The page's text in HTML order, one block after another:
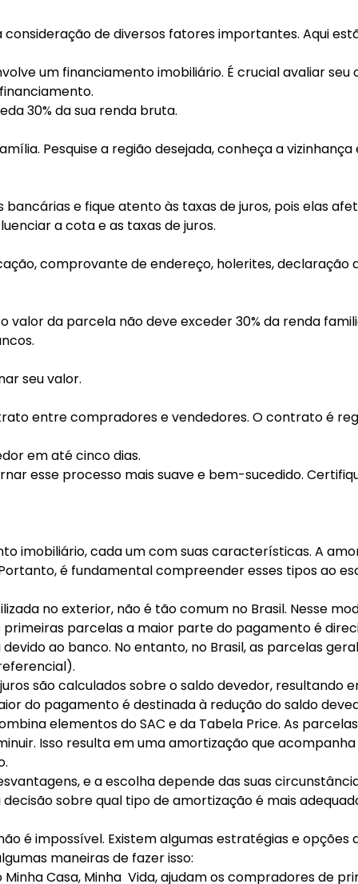
de diversos fatores importantes. Aqui
um financiamento imobiliário. É crucial avaliar
30% da sua renda bruta.
Pesquise a região desejada, conheça a
e fique atento às taxas de juros, pois elas
a cota e as taxas de juros.
comprovante de endereço, holerites, declaração
da parcela não deve exceder 30% da renda
seu valor.
entre compradores e vendedores. O contrato é
em até cinco dias.
esse processo mais suave e bem-sucedido.
imobiliário, cada um com suas características. A
é fundamental compreender esses tipos ao
no exterior, não é tão comum no Brasil. Nesse
parcelas a maior parte do pagamento é
ao banco. No entanto, no Brasil, as parcelas
juros são calculados sobre o saldo devedor,
do pagamento é destinada à redução do saldo
elementos do SAC e da Tabela Price. As
Isso resulta em uma amortização que
e a escolha depende das suas
sobre qual tipo de amortização é mais
é impossível. Existem algumas estratégias e
maneiras de fazer isso:
Casa, Minha Vida, ajudam os compradores de